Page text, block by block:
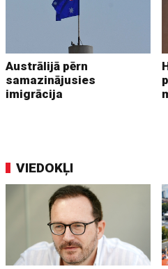
Austrālijā pērn
samazinājusies
imigrācija
VIEDOKĻI